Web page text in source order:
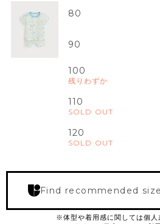
80
90
100
残りわずか
110
SOLD OUT
120
SOLD OUT
Find recommended